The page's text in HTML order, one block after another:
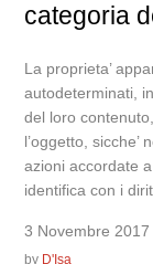
categoria
La proprieta’
autodeterminati,
del loro
l’oggetto,
azioni accordate
identifica con i
3 Novembre 2017
by D'Isa